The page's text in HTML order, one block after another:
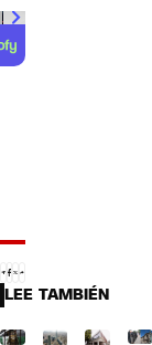
LEE TAMBIÉN